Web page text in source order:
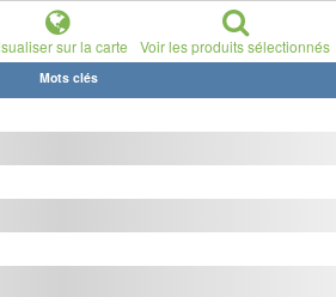
sur la carte Voir les produits sélectionnés
Mots clés